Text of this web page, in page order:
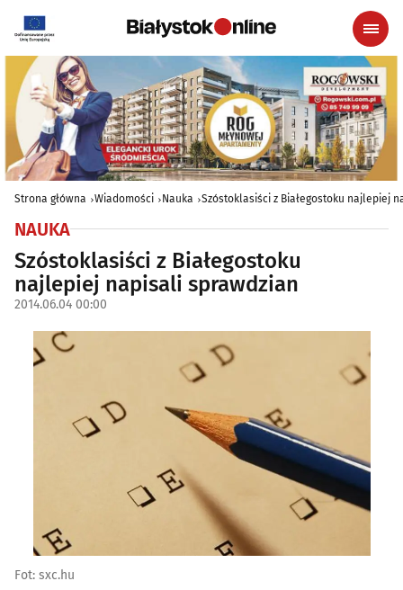
Strona główna Wiadomości Nauka Szóstoklasiści z Białegostoku najlepiej
NAUKA
Szóstoklasiści z Białegostoku
najlepiej napisali sprawdzian
2014.06.04 00:00
Fot: sxc.hu